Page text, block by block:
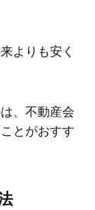
よりも安く
、不動産会
とがおすす